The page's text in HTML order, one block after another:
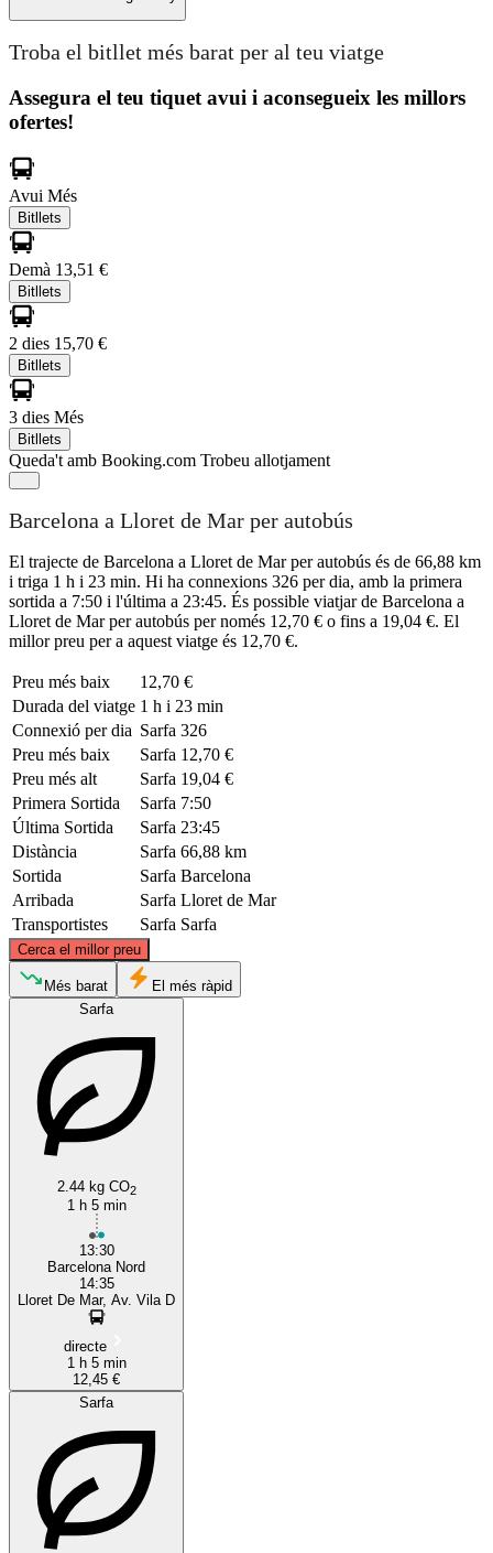
Troba el bitllet més barat per al teu viatge
Assegura el teu tiquet avui i aconsegueix les millors
ofertes!
Avui Més
Bitllets
Demà 13,51 €
Bitllets
2 dies 15,70 €
Bitllets
3 dies Més
Bitllets
Queda't amb Booking.com Trobeu allotjament
Barcelona a Lloret de Mar per autobús
El trajecte de Barcelona a Lloret de Mar per autobús és de 66,88 km
i triga 1 h i 23 min. Hi ha connexions 326 per dia, amb la primera
sortida a 7:50 i l'última a 23:45. És possible viatjar de Barcelona a
Lloret de Mar per autobús per només 12,70 € o fins a 19,04 €. El
millor preu per a aquest viatge és 12,70 €.
Preu més baix
12,70 €
Durada del viatge 1 h i 23 min
Connexió per dia Sarfa 326
Preu més baix
Sarfa 12,70 €
Preu més alt
Sarfa 19,04 €
Primera Sortida
Sarfa 7:50
Última Sortida
Sarfa 23:45
Distància
Sarfa 66,88 km
Sortida
Sarfa Barcelona
Arribada
Sarfa Lloret de Mar
Transportistes
Sarfa Sarfa
Cerca el millor preu
Barcelona
Més barat
El més ràpid
Sarfa
2.44 kg CO2
1 h 5 min
13:30
Barcelona Nord
14:35
Lloret De Mar, Av. Vila D
directe
1 h 5 min
12,45 €
Sarfa